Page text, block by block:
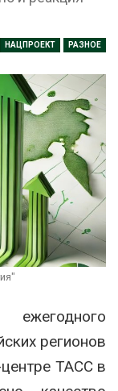
НАЦПРОЕКТ РАЗНОЕ
регионов
ТАСС в